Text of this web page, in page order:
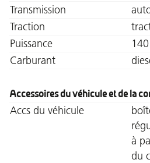
Transmission
Traction
Puissance
140
Carburant
Accessoires du véhicule et de la
Accs du véhicule
à
du